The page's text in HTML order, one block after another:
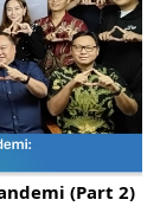
Pakar Ritel
(Part 2)